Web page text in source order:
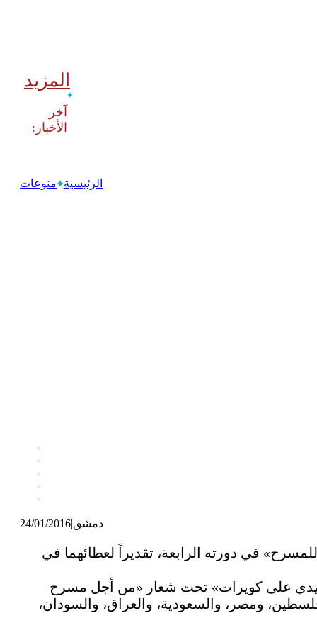
المزيد
‫آخر
الرئيسية منوعات
24/01/2016|دمشق
في دورته الرابعة، تقديراً لعطائهما في
على كويرات» تحت شعار «من أجل مسرح
والمغرب، وفلسطين، ومصر، والسعودية، والعراق، والسودان،